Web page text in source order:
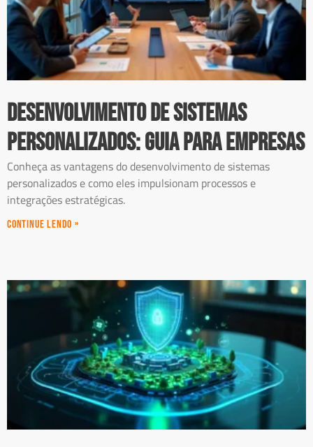
Desenvolvimento de Sistemas
Personalizados: Guia para Empresas
Conheça as vantagens do desenvolvimento de sistemas
personalizados e como eles impulsionam processos e
integrações estratégicas.
Continue Lendo »